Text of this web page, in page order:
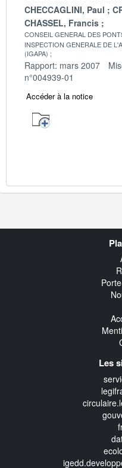
CHECCAGLINI, Paul
CHASSEL, Francis
CONSEIL GENERAL DES
INSPECTION GENERALE DE
(IGAPA)
Rapport: mars 2007
n°004939-01
Accéder à la notice
Les